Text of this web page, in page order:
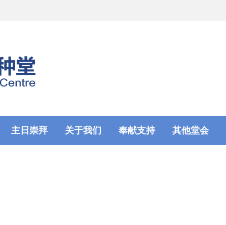
主日崇拜 关于我们 奉献支持 其他堂会